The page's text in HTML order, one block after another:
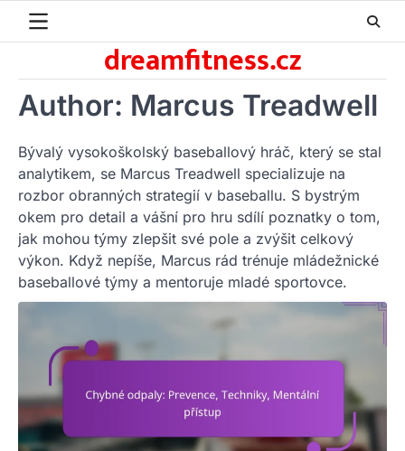
dreamfitness.cz
Author: Marcus Treadwell
Bývalý vysokoškolský baseballový hráč, který se stal
analytikem, se Marcus Treadwell specializuje na
rozbor obranných strategií v baseballu. S bystrým
okem pro detail a vášní pro hru sdílí poznatky o tom,
jak mohou týmy zlepšit své pole a zvýšit celkový
výkon. Když nepíše, Marcus rád trénuje mládežnické
baseballové týmy a mentoruje mladé sportovce.